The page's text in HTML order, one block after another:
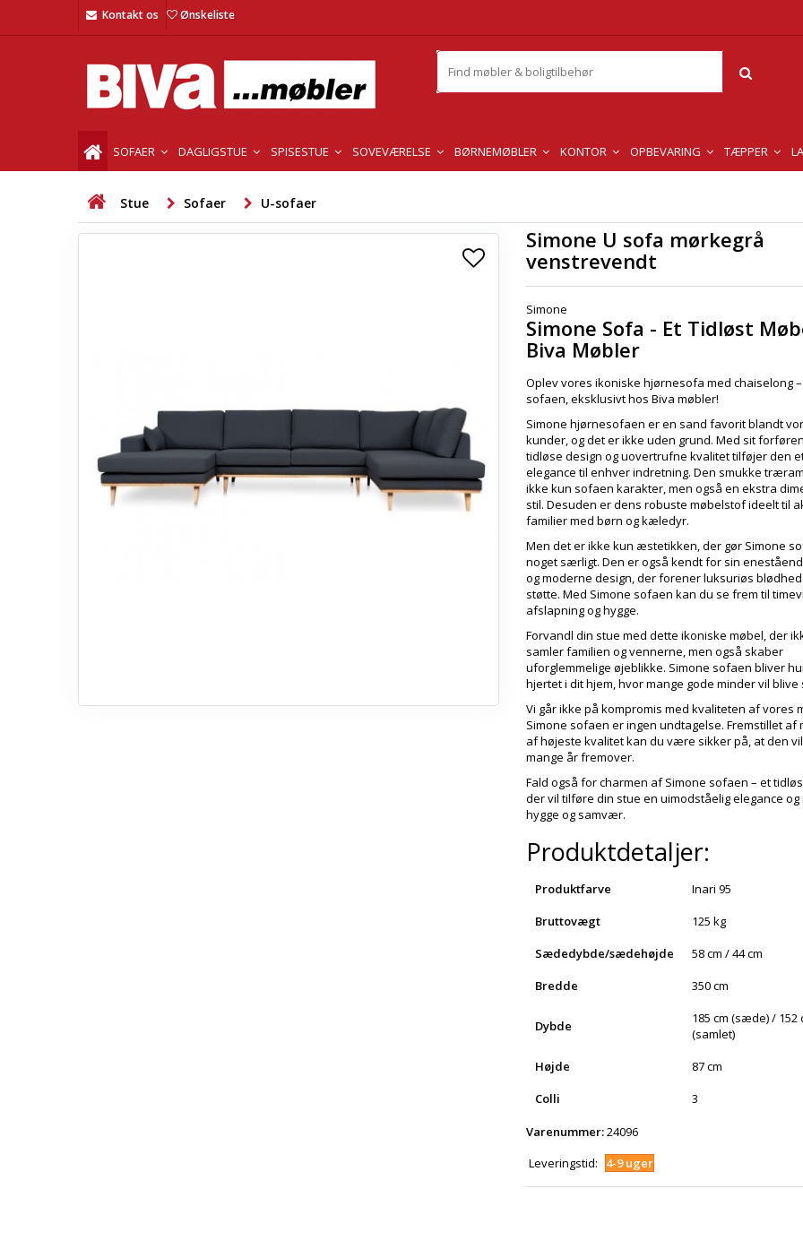
Kontakt os Ønskeliste
SOFAER DAGLIGSTUE SPISESTUE SOVEVÆRELSE BØRNEMØBLER KONTOR OPBEVARING TÆPPER
Stue Sofaer U-sofaer
Simone U sofa mørkegrå
venstrevendt
Simone
Simone Sofa - Et Tidløst
Biva Møbler
Oplev vores ikoniske hjørnesofa med chaiselong
sofaen, eksklusivt hos Biva møbler!
Simone hjørnesofaen er en sand favorit blandt
kunder, og det er ikke uden grund. Med sit
tidløse design og uovertrufne kvalitet tilføjer den
elegance til enhver indretning. Den smukke
ikke kun sofaen karakter, men også en ekstra
stil. Desuden er dens robuste møbelstof ideelt til
familier med børn og kæledyr.
Men det er ikke kun æstetikken, der gør Simone
noget særligt. Den er også kendt for sin
og moderne design, der forener luksuriøs
støtte. Med Simone sofaen kan du se frem til
afslapning og hygge.
Forvandl din stue med dette ikoniske møbel, der
samler familien og vennerne, men også skaber
uforglemmelige øjeblikke. Simone sofaen bliver
hjertet i dit hjem, hvor mange gode minder vil blive
Vi går ikke på kompromis med kvaliteten af vores
Simone sofaen er ingen undtagelse. Fremstillet af
af højeste kvalitet kan du være sikker på, at den
mange år fremover.
Fald også for charmen af Simone sofaen – et
der vil tilføre din stue en uimodståelig elegance
hygge og samvær.
Produktdetaljer:
Produktfarve
Inari 95
Bruttovægt
125 kg
Sædedybde/sædehøjde
58 cm / 44 cm
Bredde
350 cm
Dybde
185 cm (sæde) / 152
(samlet)
Højde
87 cm
Colli
3
Varenummer:24096
Leveringstid:
4-9 uger